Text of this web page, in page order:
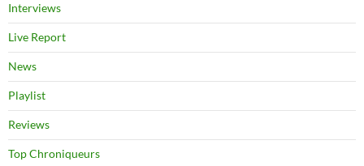
Interviews
Live Report
News
Playlist
Reviews
Top Chroniqueurs